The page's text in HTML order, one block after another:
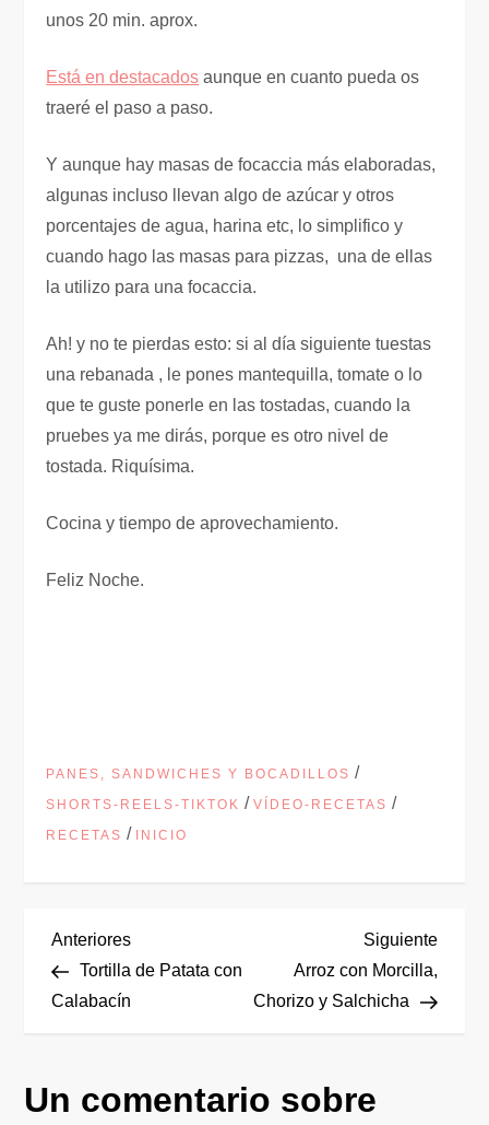
unos 20 min. aprox.
Está en destacados aunque en cuanto pueda os
traeré el paso a paso.
Y aunque hay masas de focaccia más elaboradas,
algunas incluso llevan algo de azúcar y otros
porcentajes de agua, harina etc, lo simplifico y
cuando hago las masas para pizzas, una de ellas
la utilizo para una focaccia.
Ah! y no te pierdas esto: si al día siguiente tuestas
una rebanada , le pones mantequilla, tomate o lo
que te guste ponerle en las tostadas, cuando la
pruebes ya me dirás, porque es otro nivel de
tostada. Riquísima.
Cocina y tiempo de aprovechamiento.
Feliz Noche.
PANES, SANDWICHES Y BOCADILLOS /
SHORTS-REELS-TIKTOK /VÍDEO-RECETAS /
RECETAS / INICIO
N
a
e
Entrada
anterior
Anteriores
Tortilla de Patata con
Calabacín
Siguiente
Arroz con Morcilla,
Chorizo y Salchicha
Un comentario sobre